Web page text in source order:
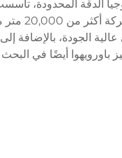
الجودة، بالإضافة
باورويهوا أيضًا في